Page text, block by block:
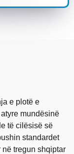
e plotë e
mundësinë
të cilësisë së
standardet
tregun shqiptar